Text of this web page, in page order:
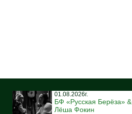
01.08.2026г.
БФ «Русская Берёза» &
Лёша Фокин